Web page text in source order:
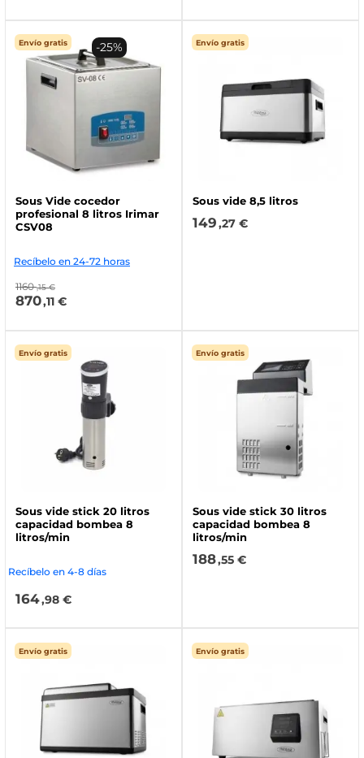
Envío gratis
Sous Vide cocedor
profesional 8 litros Irimar
CSV08
Recíbelo en 24-72 horas
1160 ,15 €
870,11 €
-25% Envío gratis
Sous vide 8,5 litros
149,27 €
Envío gratis
Sous vide stick 20 litros
capacidad bombea 8
litros/min
Recíbelo en 4-8 días
164,98 €
Envío gratis
Sous vide stick 30 litros
capacidad bombea 8
litros/min
188,55 €
Envío gratis Envío gratis